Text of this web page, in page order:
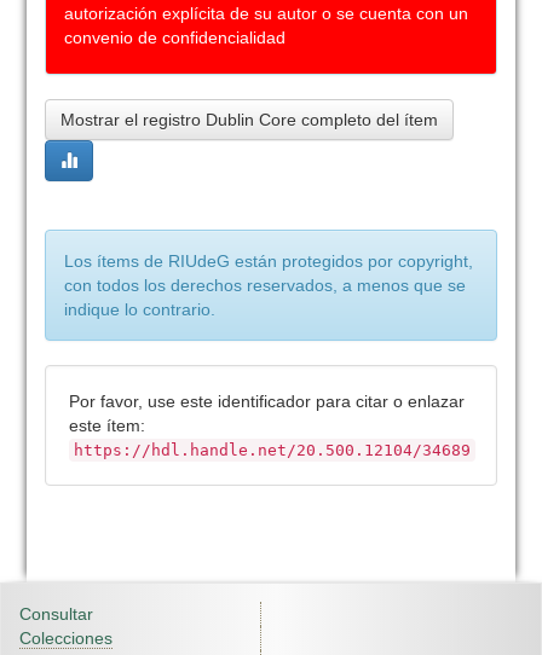
autorización explícita de su autor o se cuenta con un
convenio de confidencialidad
Mostrar el registro Dublin Core completo del ítem
Los ítems de RIUdeG están protegidos por copyright,
con todos los derechos reservados, a menos que se
indique lo contrario.
Por favor, use este identificador para citar o enlazar
este ítem:
https://hdl.handle.net/20.500.12104/34689
Consultar
Colecciones